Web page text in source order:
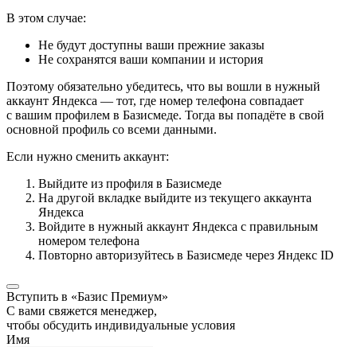
В этом случае:
Не будут доступны ваши прежние заказы
Не сохранятся ваши компании и история
Поэтому обязательно убедитесь, что вы вошли в нужный
аккаунт Яндекса — тот, где номер телефона совпадает
с вашим профилем в Базисмеде. Тогда вы попадёте в свой
основной профиль со всеми данными.
Если нужно сменить аккаунт:
Выйдите из профиля в Базисмеде
На другой вкладке выйдите из текущего аккаунта
Яндекса
Войдите в нужный аккаунт Яндекса с правильным
номером телефона
Повторно авторизуйтесь в Базисмеде через Яндекс ID
Вступить в «Базис Премиум»
С вами свяжется менеджер,
чтобы обсудить индивидуальные условия
Имя